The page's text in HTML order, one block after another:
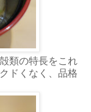
類の特長をこれ
ドくなく、品格